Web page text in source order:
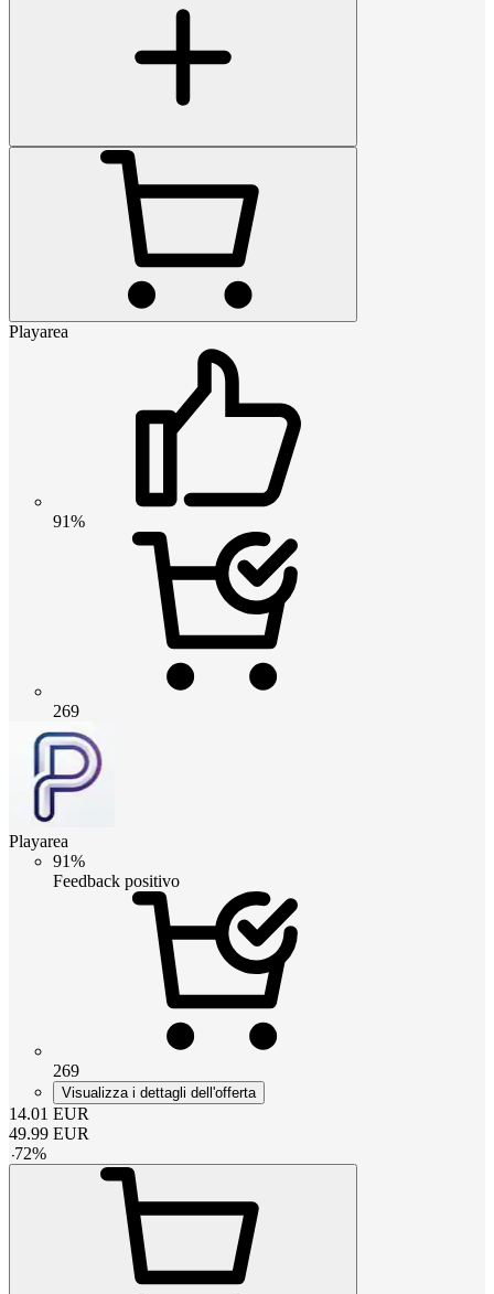
Playarea
91%
269
Playarea
91%
Feedback positivo
269
Visualizza i dettagli dell'offerta
14.01 EUR
49.99 EUR
-72%